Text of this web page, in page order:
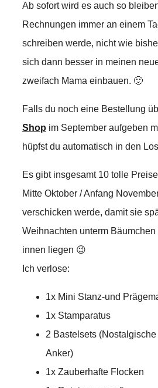
Ab sofort wird es auch so
Rechnungen immer an einem
schreiben werde, nicht wie
sich dann besser in meinen
zweifach Mama einbauen. 🙂
Falls du noch eine Bestellung
Shop im September aufgeben
hüpfst du automatisch in den
Es gibt insgesamt 10 tolle
Mitte Oktober / Anfang
verschicken werde, damit sie
Weihnachten unterm
innen liegen 😉
Ich verlose:
1x Mini Stanz-und
1x Stamparatus
2 Bastelsets
Anker)
1x Zauberhafte Flocken